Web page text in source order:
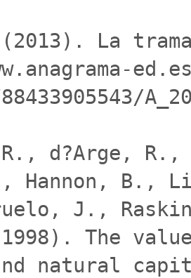
La
R., d?Arge,
Hannon, B.,
J.,
The
natural